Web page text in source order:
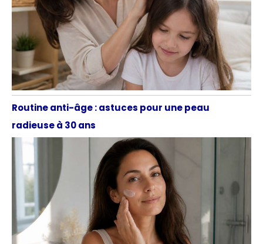
Routine anti-âge : astuces pour une peau
radieuse à 30 ans